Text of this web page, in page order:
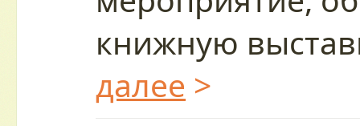
книжную
далее >